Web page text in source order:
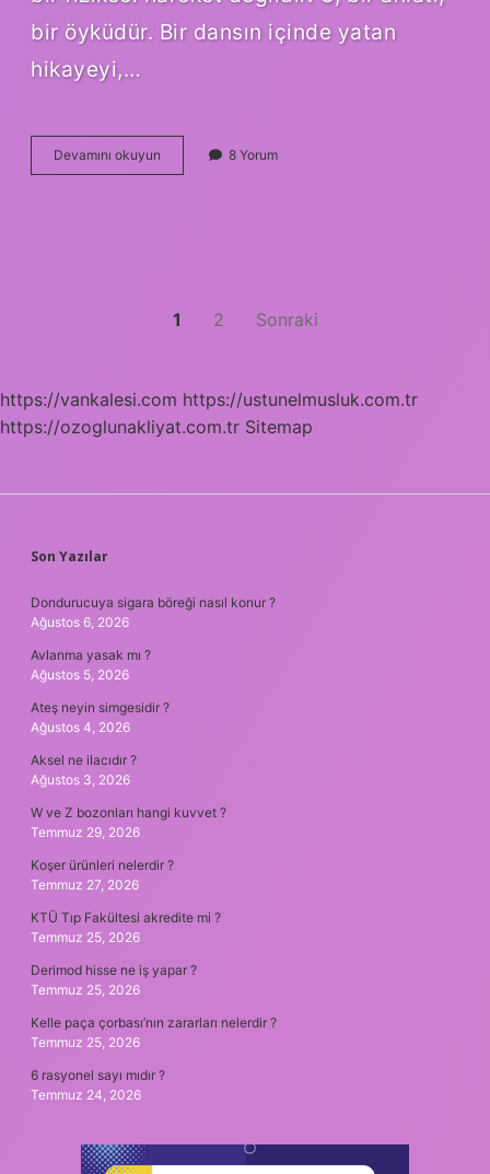
bir öyküdür. Bir dansın içinde yatan
hikayeyi,…
Devamını okuyun
nasıl
8 Yorum
1 2 Sonraki
https://vankalesi.com https://ustunelmusluk.com.tr
https://ozoglunakliyat.com.tr Sitemap
SIDEBAR
Son Yazılar
Dondurucuya sigara böreği nasıl konur ?
Ağustos 6, 2026
Avlanma yasak mı ?
Ağustos 5, 2026
Ateş neyin simgesidir ?
Ağustos 4, 2026
Aksel ne ilacıdır ?
Ağustos 3, 2026
W ve Z bozonları hangi kuvvet ?
Temmuz 29, 2026
Koşer ürünleri nelerdir ?
Temmuz 27, 2026
KTÜ Tıp Fakültesi akredite mi ?
Temmuz 25, 2026
Derimod hisse ne iş yapar ?
Temmuz 25, 2026
Kelle paça çorbası’nın zararları nelerdir ?
Temmuz 25, 2026
6 rasyonel sayı mıdır ?
Temmuz 24, 2026